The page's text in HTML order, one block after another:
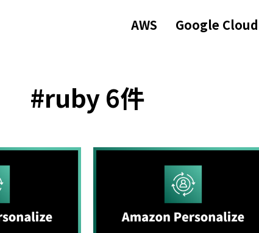
AWS Google Cloud
#ruby 6件